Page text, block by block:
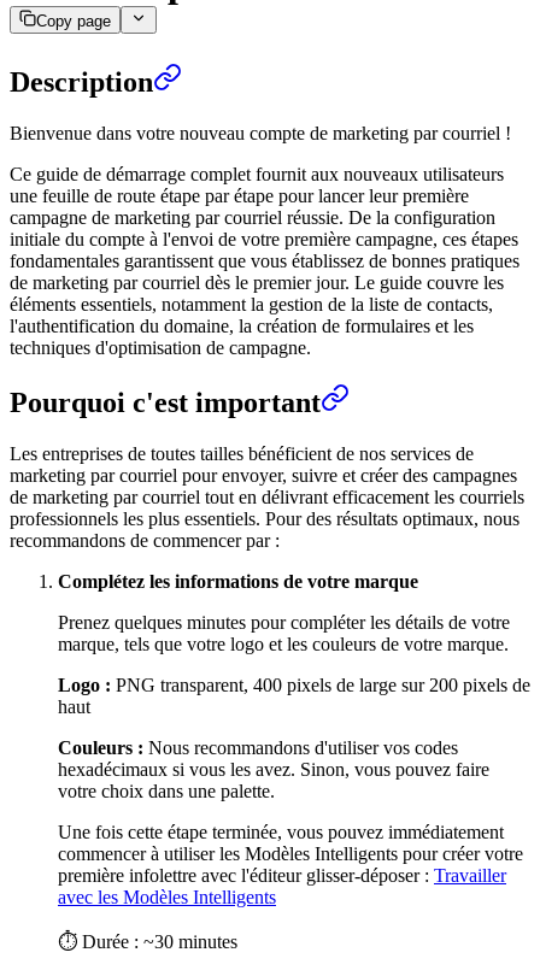
Copy page
Description
Bienvenue dans votre nouveau compte de marketing par courriel !
Ce guide de démarrage complet fournit aux nouveaux utilisateurs
une feuille de route étape par étape pour lancer leur première
campagne de marketing par courriel réussie. De la configuration
initiale du compte à l'envoi de votre première campagne, ces étapes
fondamentales garantissent que vous établissez de bonnes pratiques
de marketing par courriel dès le premier jour. Le guide couvre les
éléments essentiels, notamment la gestion de la liste de contacts,
l'authentification du domaine, la création de formulaires et les
techniques d'optimisation de campagne.
Pourquoi c'est important
Les entreprises de toutes tailles bénéficient de nos services de
marketing par courriel pour envoyer, suivre et créer des campagnes
de marketing par courriel tout en délivrant efficacement les courriels
professionnels les plus essentiels. Pour des résultats optimaux, nous
recommandons de commencer par :
Complétez les informations de votre marque
Prenez quelques minutes pour compléter les détails de votre
marque, tels que votre logo et les couleurs de votre marque.
Logo : PNG transparent, 400 pixels de large sur 200 pixels de
haut
Couleurs : Nous recommandons d'utiliser vos codes
hexadécimaux si vous les avez. Sinon, vous pouvez faire
votre choix dans une palette.
Une fois cette étape terminée, vous pouvez immédiatement
commencer à utiliser les Modèles Intelligents pour créer votre
première infolettre avec l'éditeur glisser-déposer : Travailler
avec les Modèles Intelligents
⏱ Durée : ~30 minutes